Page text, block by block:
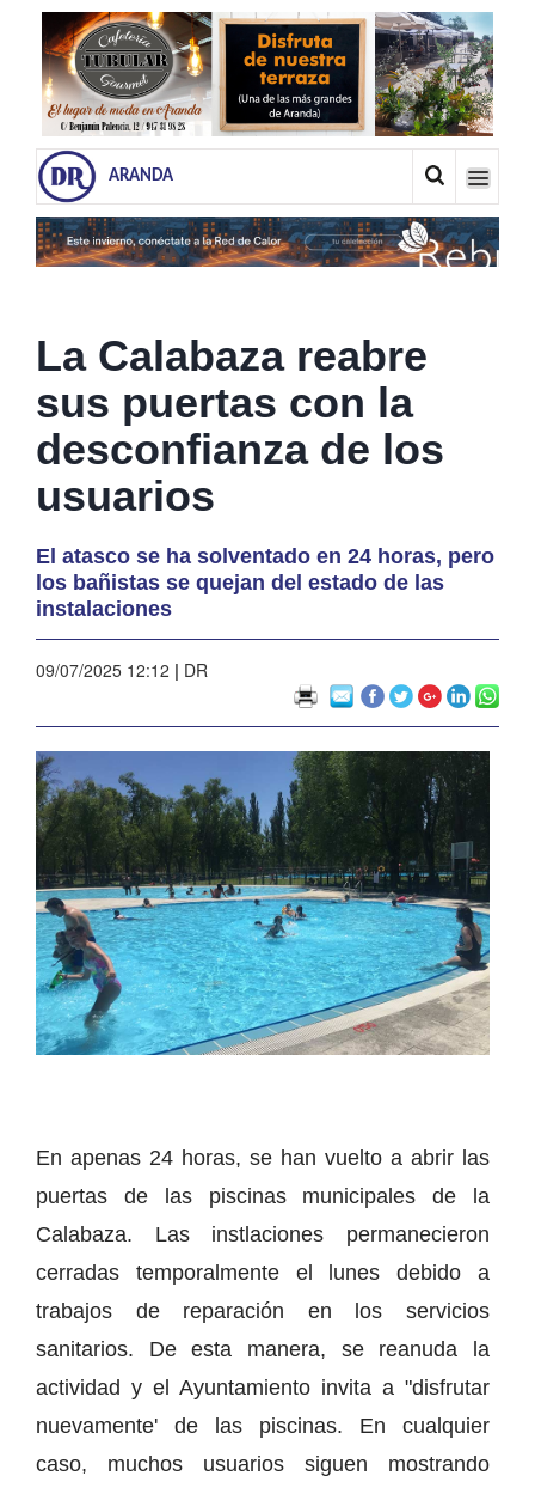
ARANDA
La Calabaza reabre
sus puertas con la
desconfianza de los
usuarios
El atasco se ha solventado en 24 horas, pero
los bañistas se quejan del estado de las
instalaciones
09/07/2025 12:12 | DR
En apenas 24 horas, se han vuelto a abrir las
puertas de las piscinas municipales de la
Calabaza. Las instlaciones permanecieron
cerradas temporalmente el lunes debido a
trabajos de reparación en los servicios
sanitarios. De esta manera, se reanuda la
actividad y el Ayuntamiento invita a "disfrutar
nuevamente' de las piscinas. En cualquier
caso, muchos usuarios siguen mostrando